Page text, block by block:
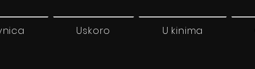
Uskoro U kinima